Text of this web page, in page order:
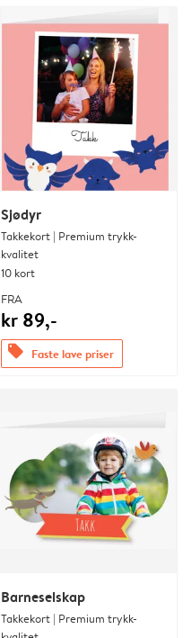
Sjødyr
Takkekort | Premium trykk-
kvalitet
10 kort
FRA
kr 89,-
offers Faste lave priser
Barneselskap
Takkekort | Premium trykk-